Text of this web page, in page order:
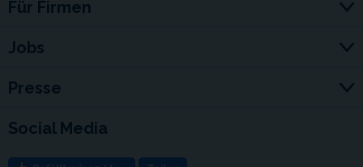
Für Firmen
Jobs
Presse
Social Media